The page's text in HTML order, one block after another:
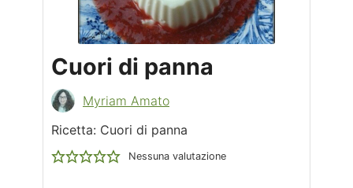
Cuori di panna
Myriam Amato
Ricetta: Cuori di panna
Nessuna valutazione